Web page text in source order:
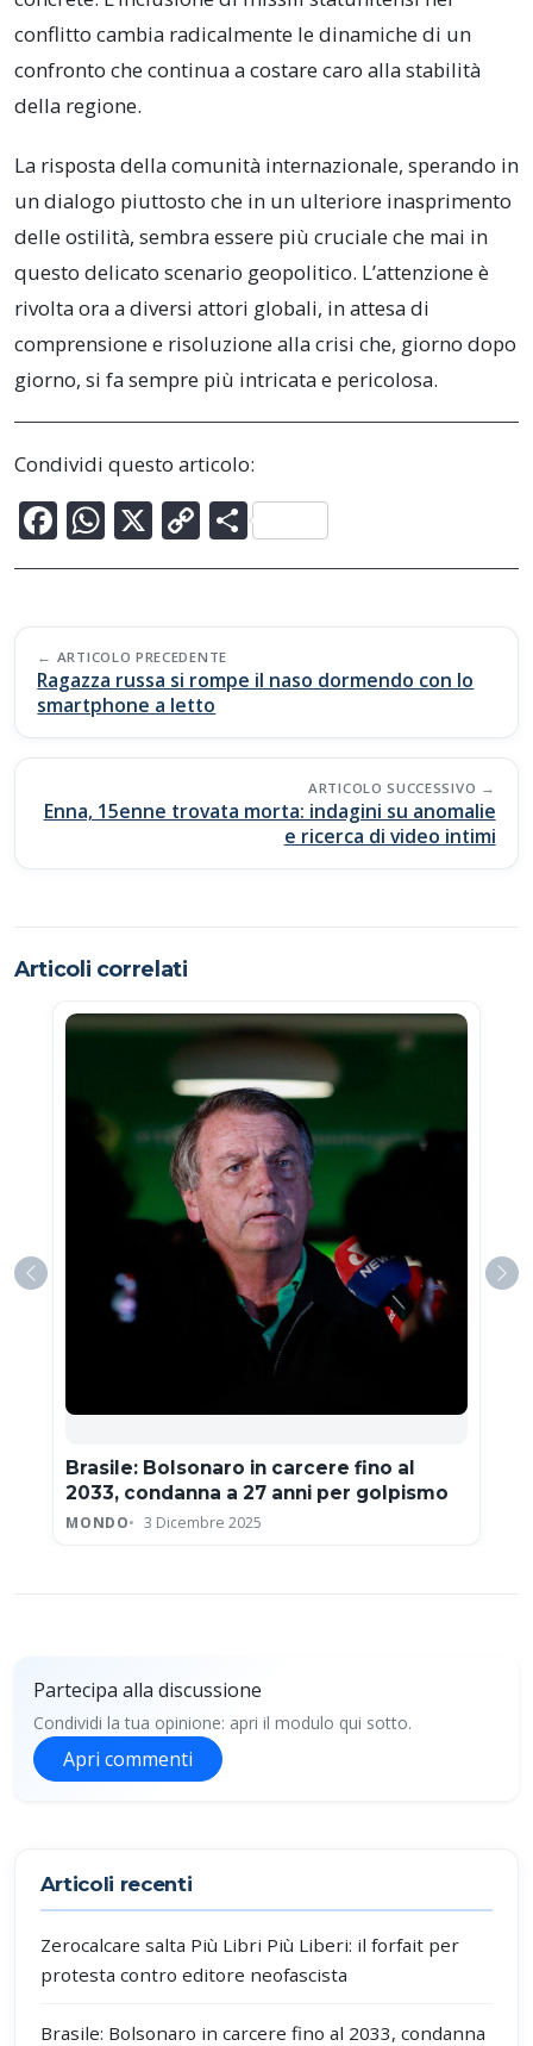
conflitto cambia radicalmente le dinamiche di un
confronto che continua a costare caro alla stabilità
della regione.
La risposta della comunità internazionale, sperando in
un dialogo piuttosto che in un ulteriore inasprimento
delle ostilità, sembra essere più cruciale che mai in
questo delicato scenario geopolitico. L’attenzione è
rivolta ora a diversi attori globali, in attesa di
comprensione e risoluzione alla crisi che, giorno dopo
giorno, si fa sempre più intricata e pericolosa.
Condividi questo articolo:
F
ac
b
o
o
k
W
h
s
A
p
p
X C
o
y
Li
n
k
C
o
di
vi
Post
navigation
ARTICOLO PRECEDENTE
Ragazza russa si rompe il naso dormendo con lo
smartphone a letto
ARTICOLO SUCCESSIVO
Enna, 15enne trovata morta: indagini su anomalie
e ricerca di video intimi
Articoli correlati
Brasile: Bolsonaro in carcere fino al
2033, condanna a 27 anni per golpismo
MONDO 3 Dicembre 2025
Partecipa alla discussione
Condividi la tua opinione: apri il modulo qui sotto.
Apri commenti
Articoli recenti
Zerocalcare salta Più Libri Più Liberi: il forfait per
protesta contro editore neofascista
Brasile: Bolsonaro in carcere fino al 2033, condanna